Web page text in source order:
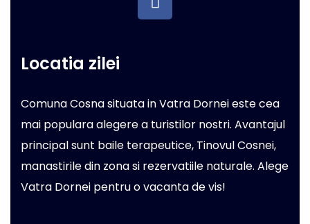
Locatia zilei
Comuna Cosna situata in Vatra Dornei este cea
mai populara alegere a turistilor nostri. Avantajul
principal sunt baile terapeutice, Tinovul Cosnei,
manastirile din zona si rezervatiile naturale. Alege
Vatra Dornei pentru o vacanta de vis!